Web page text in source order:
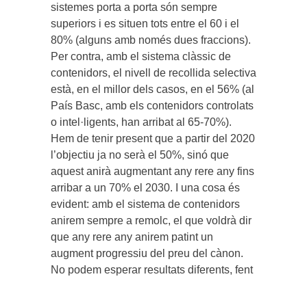
sistemes porta a porta són sempre
superiors i es situen tots entre el 60 i el
80% (alguns amb només dues fraccions).
Per contra, amb el sistema clàssic de
contenidors, el nivell de recollida selectiva
està, en el millor dels casos, en el 56% (al
País Basc, amb els contenidors controlats
o intel·ligents, han arribat al 65-70%).
Hem de tenir present que a partir del 2020
l’objectiu ja no serà el 50%, sinó que
aquest anirà augmentant any rere any fins
arribar a un 70% el 2030. I una cosa és
evident: amb el sistema de contenidors
anirem sempre a remolc, el que voldrà dir
que any rere any anirem patint un
augment progressiu del preu del cànon.
No podem esperar resultats diferents, fent